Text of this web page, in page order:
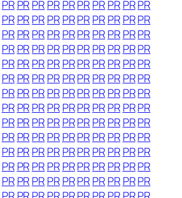
PR PRPRPRPRPRPRPR PRPR
PR PRPRPRPRPRPRPR PRPR
PR PRPRPRPRPRPRPR PRPR
PR PRPRPRPRPRPRPR PRPR
PR PRPRPRPRPRPRPR PRPR
PR PRPRPRPRPRPRPR PRPR
PR PRPRPRPRPRPRPR PRPR
PR PRPRPRPRPRPRPR PRPR
PR PRPRPRPRPRPRPR PRPR
PR PRPRPRPRPRPRPR PRPR
PR PRPRPRPRPRPRPR PRPR
PR PRPRPRPRPRPRPR PRPR
PR PRPRPRPRPRPRPR PRPR